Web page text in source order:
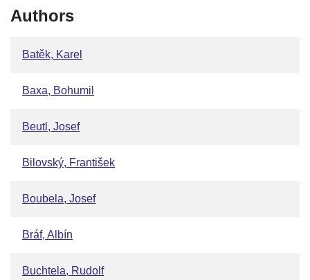
Authors
Batěk, Karel
Baxa, Bohumil
Beutl, Josef
Bilovský, František
Boubela, Josef
Bráf, Albín
Buchtela, Rudolf